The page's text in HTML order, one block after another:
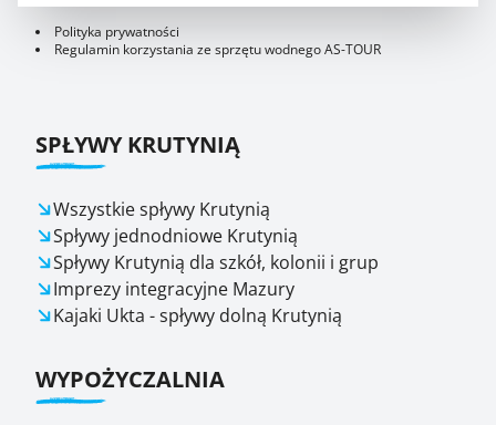
Polityka prywatności
Regulamin korzystania ze sprzętu wodnego AS-TOUR
SPŁYWY KRUTYNIĄ
Wszystkie spływy Krutynią
Spływy jednodniowe Krutynią
Spływy Krutynią dla szkół, kolonii i grup
Imprezy integracyjne Mazury
Kajaki Ukta - spływy dolną Krutynią
WYPOŻYCZALNIA